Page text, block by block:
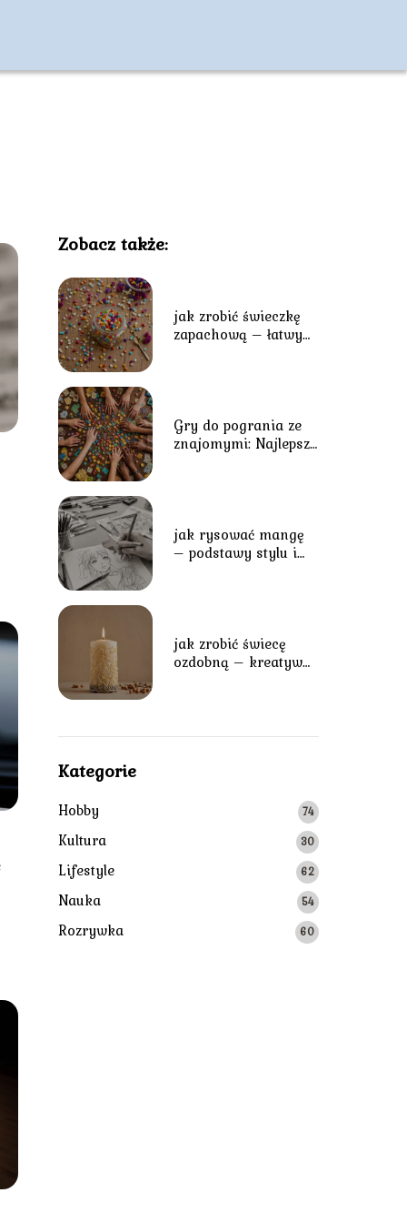
Zobacz także:
jak zrobić świeczkę
zapachową – łatwy
Gry do pogrania ze
znajomymi: Najlepsze
jak rysować mangę
– podstawy stylu i
jak zrobić świecę
ozdobną – kreatywne
Kategorie
Hobby 74
Kultura 30
Lifestyle 62
Nauka 54
Rozrywka 60